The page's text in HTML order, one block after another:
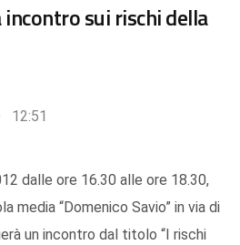
incontro sui rischi della
12:51
dalle ore 16.30 alle ore 18.30,
media “Domenico Savio” in via di
un incontro dal titolo “I rischi